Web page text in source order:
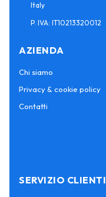
Italy
P. IVA: IT10213320012
AZIENDA
Chi siamo
Privacy & cookie policy
Contatti
SERVIZIO CLIENTI